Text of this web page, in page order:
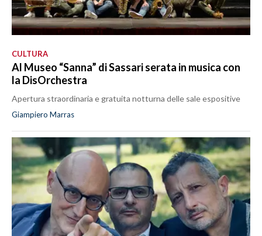
CULTURA
Al Museo “Sanna” di Sassari serata in musica con
la DisOrchestra
Apertura straordinaria e gratuita notturna delle sale espositive
Giampiero Marras